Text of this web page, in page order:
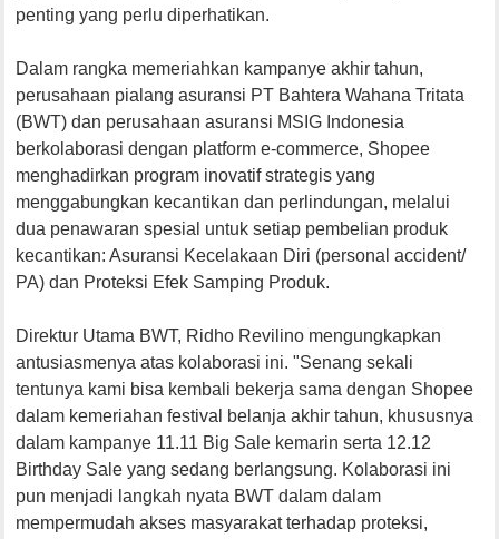
penting yang perlu diperhatikan.
Dalam rangka memeriahkan kampanye akhir tahun,
perusahaan pialang asuransi PT Bahtera Wahana Tritata
(BWT) dan perusahaan asuransi MSIG Indonesia
berkolaborasi dengan platform e-commerce, Shopee
menghadirkan program inovatif strategis yang
menggabungkan kecantikan dan perlindungan, melalui
dua penawaran spesial untuk setiap pembelian produk
kecantikan: Asuransi Kecelakaan Diri (personal accident/
PA) dan Proteksi Efek Samping Produk.
Direktur Utama BWT, Ridho Revilino mengungkapkan
antusiasmenya atas kolaborasi ini. "Senang sekali
tentunya kami bisa kembali bekerja sama dengan Shopee
dalam kemeriahan festival belanja akhir tahun, khususnya
dalam kampanye 11.11 Big Sale kemarin serta 12.12
Birthday Sale yang sedang berlangsung. Kolaborasi ini
pun menjadi langkah nyata BWT dalam dalam
mempermudah akses masyarakat terhadap proteksi,